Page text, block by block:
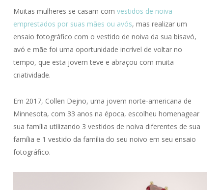
Muitas mulheres se casam com vestidos de noiva
emprestados por suas mães ou avós, mas realizar um
ensaio fotográfico com o vestido de noiva da sua bisavó,
avó e mãe foi uma oportunidade incrível de voltar no
tempo, que esta jovem teve e abraçou com muita
criatividade.
Em 2017, Collen Dejno, uma jovem norte-americana de
Minnesota, com 33 anos na época, escolheu homenagear
sua família utilizando 3 vestidos de noiva diferentes de sua
família e 1 vestido da família do seu noivo em seu ensaio
fotográfico.